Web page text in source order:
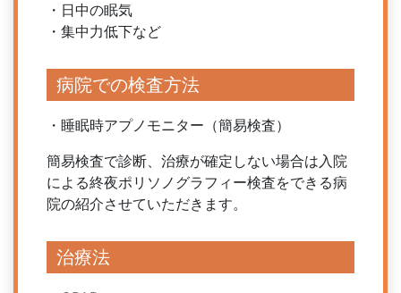
・日中の眠気
・集中力低下など
病院での検査方法
・睡眠時アプノモニター（簡易検査）
簡易検査で診断、治療が確定しない場合は入院
による終夜ポリソノグラフィー検査をできる病
院の紹介させていただきます。
治療法